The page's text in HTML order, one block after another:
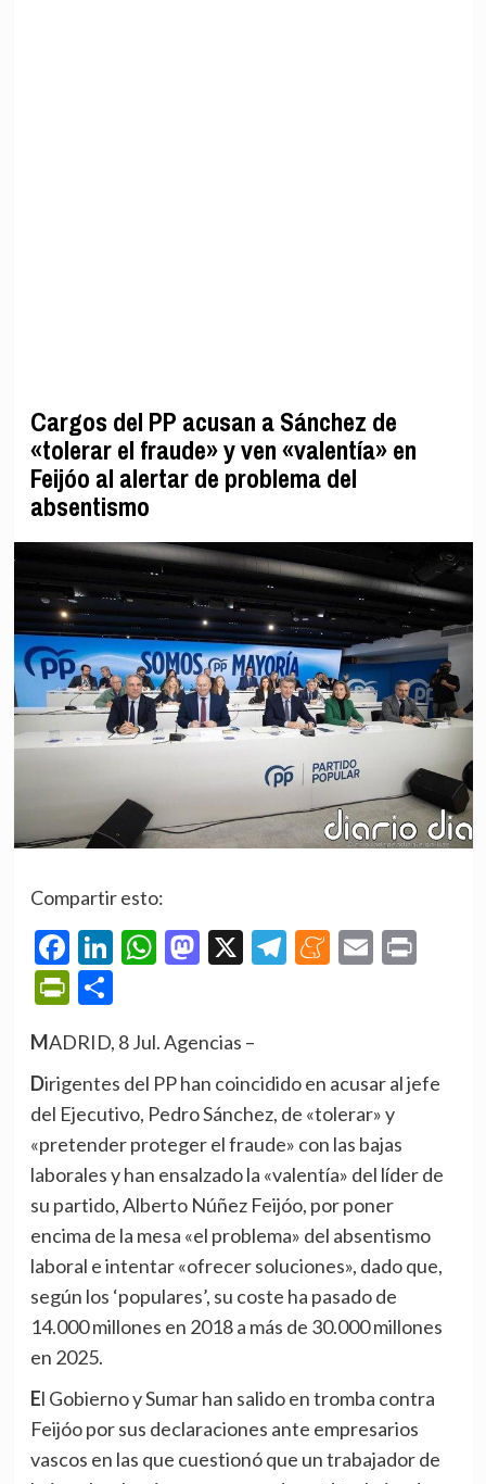
Cargos del PP acusan a Sánchez de
«tolerar el fraude» y ven «valentía» en
Feijóo al alertar de problema del
absentismo
Compartir esto:
Facebook
LinkedIn
WhatsApp
Mastodon
X Telegram
Meneame
Email
PrintFriendly
Compartir
MADRID, 8 Jul. Agencias –
Dirigentes del PP han coincidido en acusar al jefe
del Ejecutivo, Pedro Sánchez, de «tolerar» y
«pretender proteger el fraude» con las bajas
laborales y han ensalzado la «valentía» del líder de
su partido, Alberto Núñez Feijóo, por poner
encima de la mesa «el problema» del absentismo
laboral e intentar «ofrecer soluciones», dado que,
según los ‘populares’, su coste ha pasado de
14.000 millones en 2018 a más de 30.000 millones
en 2025.
El Gobierno y Sumar han salido en tromba contra
Feijóo por sus declaraciones ante empresarios
vascos en las que cuestionó que un trabajador de